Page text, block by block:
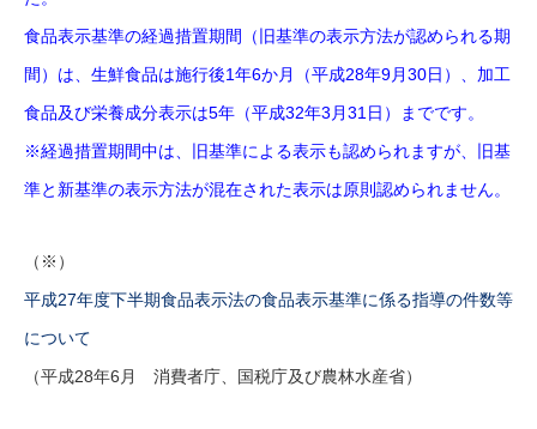
食品表示基準の経過措置期間（旧基準の表示方法が認められる期
間）は、生鮮食品は施行後1年6か月（平成28年9月30日）、加工
食品及び栄養成分表示は5年（平成32年3月31日）までです。
※経過措置期間中は、旧基準による表示も認められますが、旧基
準と新基準の表示方法が混在された表示は原則認められません。
（※）
平成27年度下半期食品表示法の食品表示基準に係る指導の件数等
について
（平成28年6月 消費者庁、国税庁及び農林水産省）